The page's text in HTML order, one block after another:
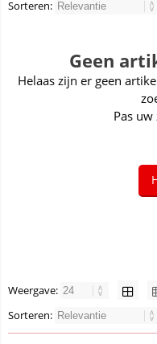
Sorteren:
Geen
Helaas zijn er geen
Pas
Weergave:
Sorteren: